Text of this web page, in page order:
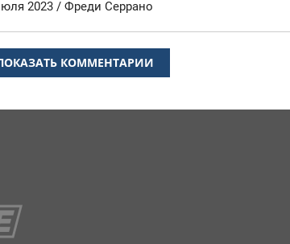
2023 / Фреди Серрано
КОММЕНТАРИИ